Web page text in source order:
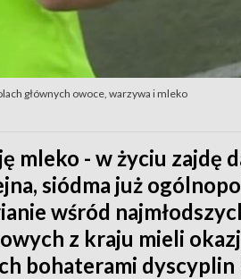
głównych owoce, warzywa i mleko
mleko - w życiu zajdę
siódma już
wśród
z kraju mieli
bohaterami dyscyplin